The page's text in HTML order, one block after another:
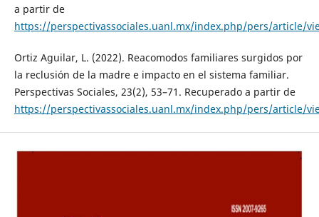
a partir de
https://perspectivassociales.uanl.mx/index.php/pers/article/
Ortiz Aguilar, L. (2022). Reacomodos familiares surgidos por
la reclusión de la madre e impacto en el sistema familiar.
Perspectivas Sociales, 23(2), 53–71. Recuperado a partir de
https://perspectivassociales.uanl.mx/index.php/pers/article/